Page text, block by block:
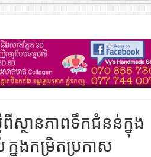
ស្ថានភាពទឹកជំនន់ក្នុង
ក្នុងកម្រិតប្រកាស